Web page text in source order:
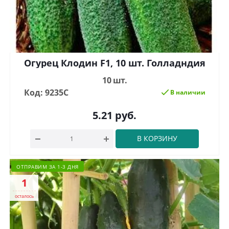
Огурец Клодин F1, 10 шт. Голладндия
10 шт.
Код: 9235С
В наличии
5.21 руб.
В КОРЗИНУ
ОТПРАВИМ ЗА 1-3 ДНЯ
1
осталось